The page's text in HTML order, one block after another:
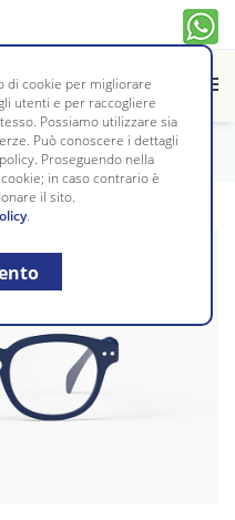
di cookie per migliorare
utenti e per raccogliere
Possiamo utilizzare sia
Può conoscere i dettagli
Proseguendo nella
in caso contrario è
il sito.
.